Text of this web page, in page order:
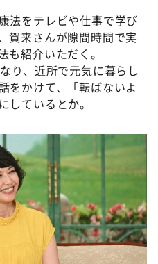
法をテレビや仕事で学び
賀来さんが隙間時間で実
も紹介いただく。
り、近所で元気に暮らし
をかけて、「転ばないよ
しているとか。